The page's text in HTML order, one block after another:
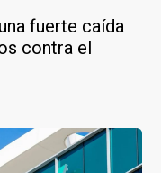
fuerte caída
contra el